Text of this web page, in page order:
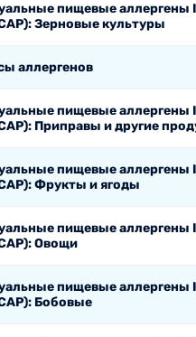
пищевые аллергены
Зерновые культуры
аллергенов
пищевые аллергены
Приправы и другие
пищевые аллергены
Фрукты и ягоды
пищевые аллергены
Овощи
пищевые аллергены
Бобовые